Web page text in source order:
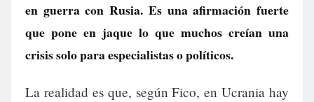
en guerra con Rusia. Es una afirmación fuerte
que pone en jaque lo que muchos creían una
crisis solo para especialistas o políticos.
La realidad es que, según Fico, en Ucrania hay